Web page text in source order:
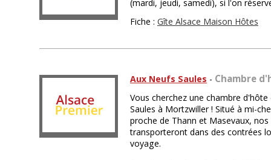
(mardi, jeudi, samedi), si l'on
Fiche : Gîte Alsace Maison Hôtes
Aux Neufs Saules - Chambre
Vous cherchez une chambre
Saules à Mortzwiller ! Situé à mi-
proche de Thann et Masevaux,
transporteront dans des contrées
voyage.